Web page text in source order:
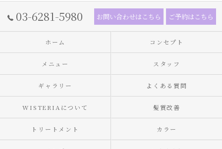
03-6281-5980 お問い合わせはこちら ご予約はこちら
ホーム コンセプト
メニュー スタッフ
ギャラリー よくある質問
WISTERIAについて 髪質改善
トリートメント カラー